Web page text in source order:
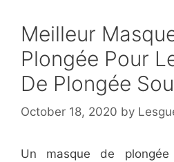
Meilleur
Plongée Pour
De Plongée
October 18, 2020 by
Un masque de